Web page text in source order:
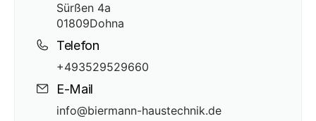
Sürßen 4a
01809Dohna
Telefon
+493529529660
E-Mail
info@biermann-haustechnik.de